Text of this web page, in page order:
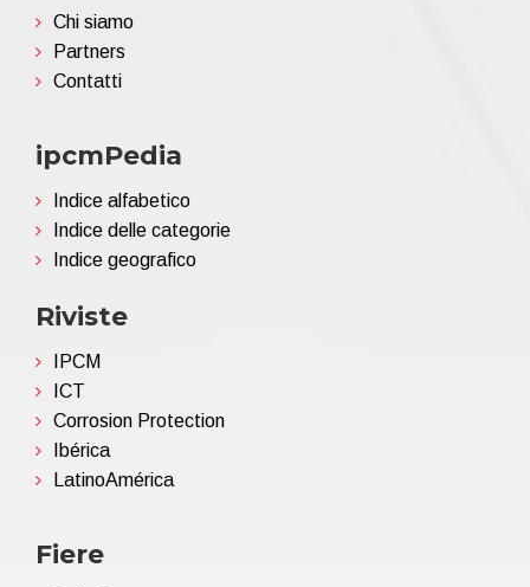
Chi siamo
Partners
Contatti
ipcmPedia
Indice alfabetico
Indice delle categorie
Indice geografico
Riviste
IPCM
ICT
Corrosion Protection
Ibérica
LatinoAmérica
Fiere